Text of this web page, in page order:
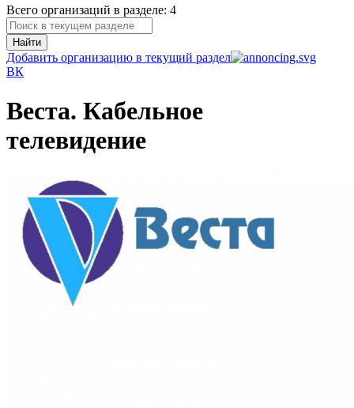
Всего организаций в разделе: 4
Найти
Добавить организацию в текущий раздел
ВК
Веста. Кабельное
телевидение